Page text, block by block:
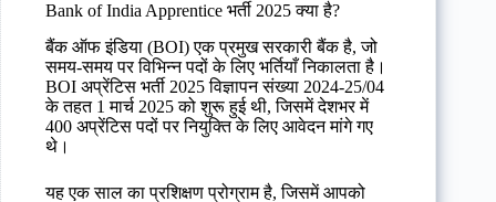
Bank of India Apprentice भर्ती 2025 क्या है?
बैंक ऑफ इंडिया (BOI) एक प्रमुख सरकारी बैंक है, जो
समय-समय पर विभिन्न पदों के लिए भर्तियाँ निकालता है।
BOI अप्रेंटिस भर्ती 2025 विज्ञापन संख्या 2024-25/04
के तहत 1 मार्च 2025 को शुरू हुई थी, जिसमें देशभर में
400 अप्रेंटिस पदों पर नियुक्ति के लिए आवेदन मांगे गए
थे।
यह एक साल का प्रशिक्षण प्रोग्राम है, जिसमें आपको